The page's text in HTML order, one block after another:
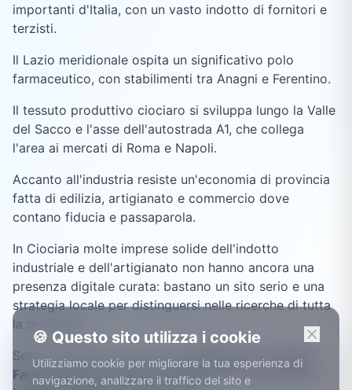
importanti d'Italia, con un vasto indotto di fornitori e
terzisti.
Il Lazio meridionale ospita un significativo polo
farmaceutico, con stabilimenti tra Anagni e Ferentino.
Il tessuto produttivo ciociaro si sviluppa lungo la Valle
del Sacco e l'asse dell'autostrada A1, che collega
l'area ai mercati di Roma e Napoli.
Accanto all'industria resiste un'economia di provincia
fatta di edilizia, artigianato e commercio dove
contano fiducia e passaparola.
In Ciociaria molte imprese solide dell'indotto
industriale e dell'artigianato non hanno ancora una
presenza digitale curata: bastano un sito serio e una
strategia locale per distinguersi nelle ricerche di tutta
la provincia.
Settori trainanti a Frosinone
Automotive e indotto,
Farmaceutico e chimico, Manifattura e meccanica,
🍪 Questo sito utilizza i cookie
Utilizziamo cookie per migliorare la tua esperienza di
navigazione, analizzare il traffico del sito e